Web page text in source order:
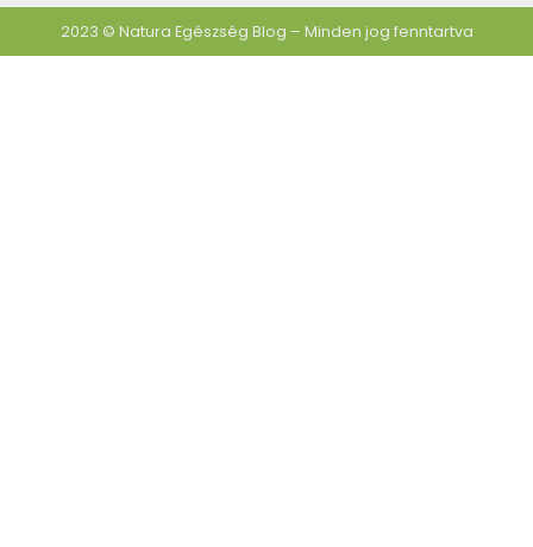
2023 © Natura Egészség Blog – Minden jog fenntartva